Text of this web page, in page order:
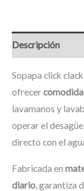
Descripción
Sopapa click
ofrecer
lavamanos y
operar el
directo con el
Fabricada en
diario, garantiza